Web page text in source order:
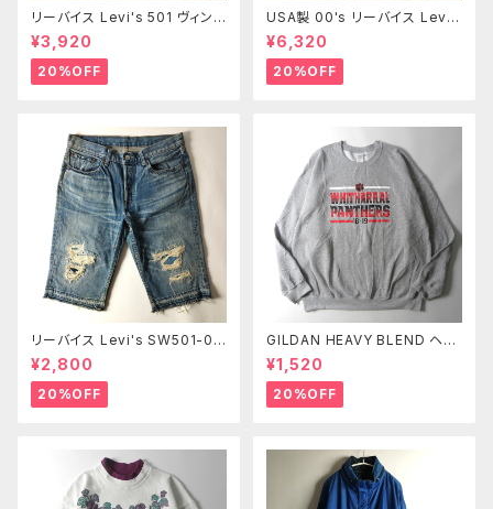
リーバイス Levi's 501 ヴィンテ
ージ加工 ボタンフライ レギュラ
ーストレート センター501タグ
赤タブ 紙パッチ W28 m0412-
2
¥3,920
20%OFF
USA製 00's リーバイス Lev
i's 501 ボタンフライ ストレート
ジーンズ 赤タブ 紙パッチ 釦裏5
53 髭落ち W30 オールド m07
18-1
¥6,320
20%OFF
リーバイス Levi's SW501-00
43 13OZデニム ユーズドルック
ボタンフライ クラッシュ加工ハ
ーフパンツ ショーツ L レディー
ス m0723-7
¥2,800
20%OFF
GILDAN HEAVY BLEND ヘビ
ーブレンド プリントスウェットシ
ャツ トレーナー 裏起毛 WHITH
ARRAL PANTHERS アメフト X
L
¥1,520
20%OFF